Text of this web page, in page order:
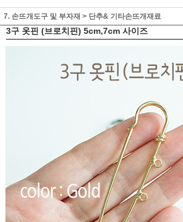
7. 손뜨개도구 및 부자재 > 단추& 기타손뜨개재료
3구 옷핀 (브로치핀) 5cm,7cm 사이즈